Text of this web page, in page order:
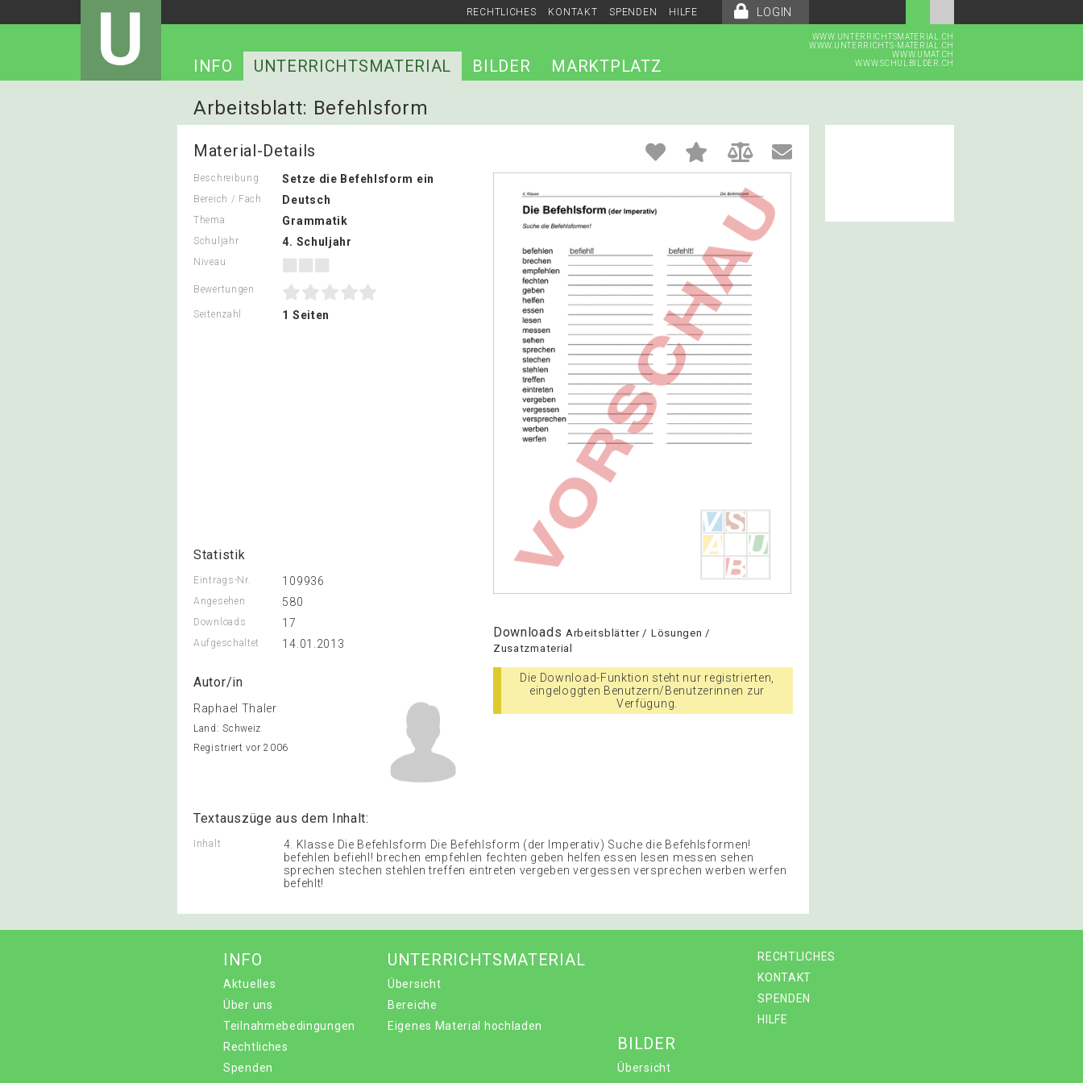
LOGIN
RECHTLICHES KONTAKT SPENDEN HILFE
U
WWW.UNTERRICHTSMATERIAL.CH
WWW.UNTERRICHTS-MATERIAL.CH
WWW.UMAT.CH
WWW.SCHULBILDER.CH
INFO UNTERRICHTSMATERIAL BILDER MARKTPLATZ
Arbeitsblatt: Befehlsform
Material-Details
Beschreibung Setze die Befehlsform ein
Bereich / Fach Deutsch
Thema Grammatik
Schuljahr 4. Schuljahr
Niveau
Bewertungen
Seitenzahl 1 Seiten
Statistik
Eintrags-Nr. 109936
Angesehen 580
Downloads 17
Aufgeschaltet 14.01.2013
Autor/in
Raphael Thaler
Land: Schweiz
Registriert vor 2006
Downloads Arbeitsblätter / Lösungen /
Zusatzmaterial
Die Download-Funktion steht nur registrierten,
eingeloggten Benutzern/Benutzerinnen zur
Verfügung.
Textauszüge aus dem Inhalt:
Inhalt
4. Klasse Die Befehlsform Die Befehlsform (der Imperativ) Suche die Befehlsformen!
befehlen befiehl! brechen empfehlen fechten geben helfen essen lesen messen sehen
sprechen stechen stehlen treffen eintreten vergeben vergessen versprechen werben werfen
befehlt!
RECHTLICHES
KONTAKT
SPENDEN
HILFE
INFO
Aktuelles
Über uns
Teilnahmebedingungen
Rechtliches
Spenden
UNTERRICHTSMATERIAL
Übersicht
Bereiche
Eigenes Material hochladen
BILDER
Übersicht